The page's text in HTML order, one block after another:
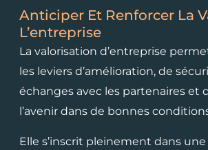
Anticiper Et Renforcer La
L’entreprise
La valorisation d’entreprise
les leviers d’amélioration, de
échanges avec les partenaires et
l’avenir dans de bonnes
Elle s’inscrit pleinement dans